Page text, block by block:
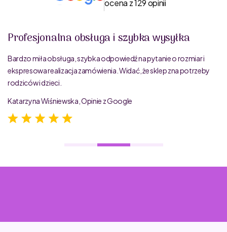
ocena z 129 opinii
Profesjonalna obsługa i szybka wysyłka
Bardzo miła obsługa, szybka odpowiedź na pytanie o rozmiar i
ekspresowa realizacja zamówienia. Widać, że sklep zna potrzeby
rodziców i dzieci.
Katarzyna Wiśniewska, Opinie z Google